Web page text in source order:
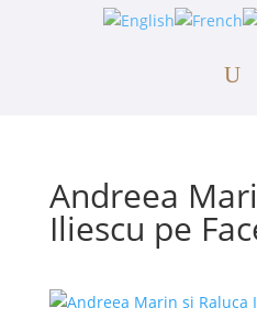
Andreea
Iliescu pe